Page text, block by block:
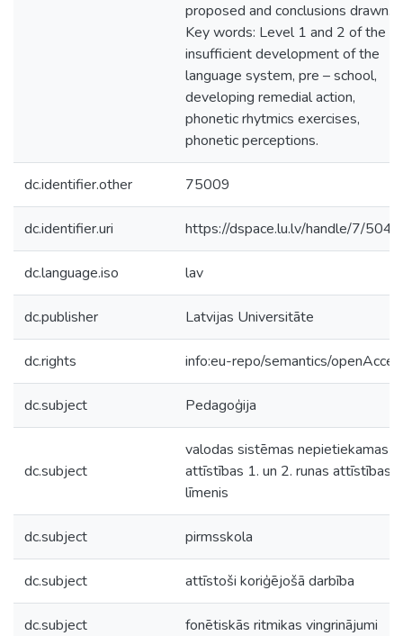
proposed and conclusions drawn.
Key words: Level 1 and 2 of the
insufficient development of the
language system, pre – school,
developing remedial action,
phonetic rhytmics exercises,
phonetic perceptions.
dc.identifier.other 75009
dc.identifier.uri https://dspace.lu.lv/handle/7/
dc.language.iso lav
dc.publisher Latvijas Universitāte
dc.rights info:eu-repo/semantics/
dc.subject Pedagoģija
dc.subject
valodas sistēmas nepietiekamas
attīstības 1. un 2. runas attīstības
līmenis
dc.subject pirmsskola
dc.subject attīstoši koriģējošā darbība
dc.subject fonētiskās ritmikas vingrinājumi